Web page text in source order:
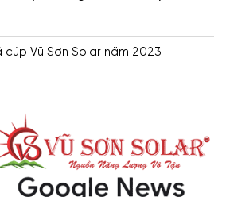
Vũ Sơn Solar năm 2023